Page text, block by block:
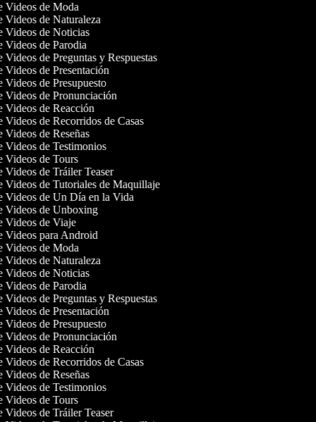
Videos de Moda
Videos de Naturaleza
Videos de Noticias
Videos de Parodia
Videos de Preguntas y Respuestas
Videos de Presentación
Videos de Presupuesto
Videos de Pronunciación
Videos de Reacción
Videos de Recorridos de Casas
Videos de Reseñas
Videos de Testimonios
Videos de Tours
Videos de Tráiler Teaser
Videos de Tutoriales de Maquillaje
Videos de Un Día en la Vida
Videos de Unboxing
Videos de Viaje
Videos para Android
Videos de Moda
Videos de Naturaleza
Videos de Noticias
Videos de Parodia
Videos de Preguntas y Respuestas
Videos de Presentación
Videos de Presupuesto
Videos de Pronunciación
Videos de Reacción
Videos de Recorridos de Casas
Videos de Reseñas
Videos de Testimonios
Videos de Tours
Videos de Tráiler Teaser